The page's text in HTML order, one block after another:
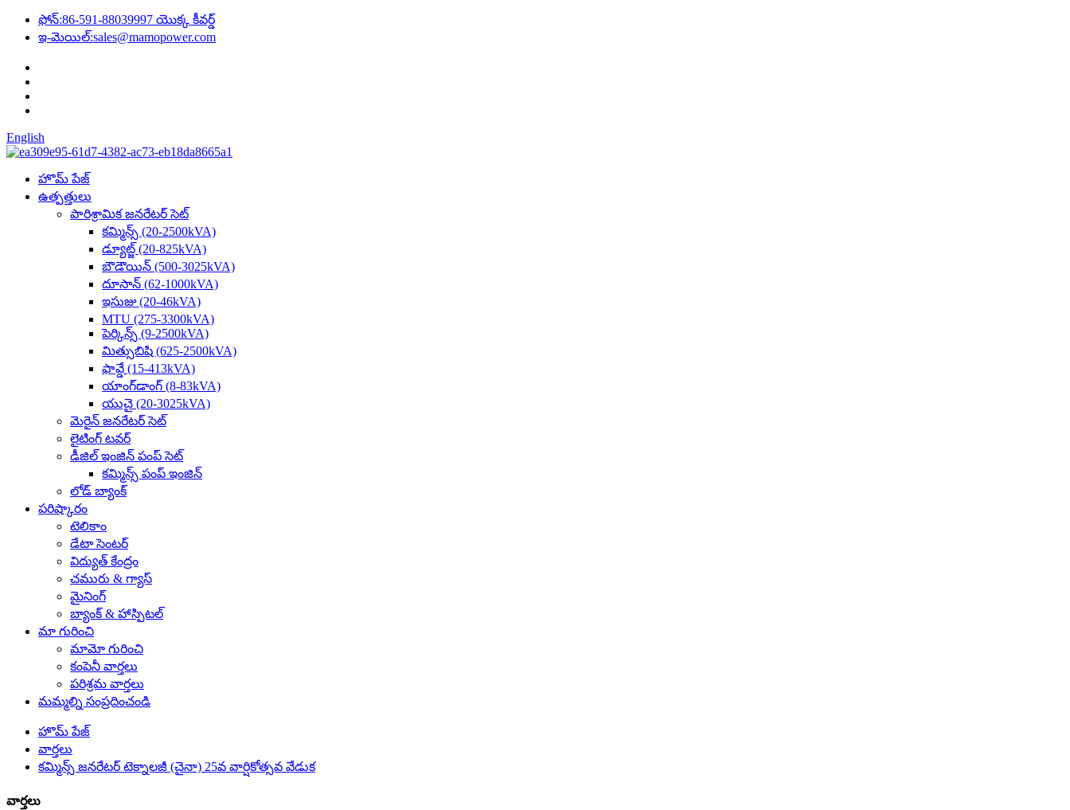
ఫోన్:86-591-88039997 యొక్క కీవర్డ్
ఇ-మెయిల్:sales@mamopower.com
English
హొమ్ పేజ్
ఉత్పత్తులు
పారిశ్రామిక జనరేటర్ సెట్
కమ్మిన్స్ (20-2500kVA)
డ్యూట్జ్ (20-825kVA)
బౌడౌయిన్ (500-3025kVA)
దూసాన్ (62-1000kVA)
ఇసుజు (20-46kVA)
MTU (275-3300kVA)
పెర్కిన్స్ (9-2500kVA)
మిత్సుబిషి (625-2500kVA)
ఫావ్డే (15-413kVA)
యాంగ్‌డాంగ్ (8-83kVA)
యుచై (20-3025kVA)
మెరైన్ జనరేటర్ సెట్
లైటింగ్ టవర్
డీజిల్ ఇంజిన్ పంప్ సెట్
కమ్మిన్స్ పంప్ ఇంజిన్
లోడ్ బ్యాంక్
పరిష్కారం
టెలికాం
డేటా సెంటర్
విద్యుత్ కేంద్రం
చమురు & గ్యాస్
మైనింగ్
బ్యాంక్ & హాస్పిటల్
మా గురించి
మామో గురించి
కంపెనీ వార్తలు
పరిశ్రమ వార్తలు
మమ్మల్ని సంప్రదించండి
హొమ్ పేజ్
వార్తలు
కమ్మిన్స్ జనరేటర్ టెక్నాలజీ (చైనా) 25వ వార్షికోత్సవ వేడుక
వార్తలు